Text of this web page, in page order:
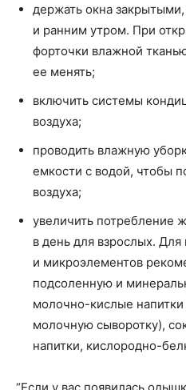
держать окна
и ранним утром. При
форточки влажной
ее менять;
включить системы
воздуха;
проводить влажную
емкости с водой, чтобы
воздуха;
увеличить потребление
в день для взрослых.
и микроэлементов
подсоленную и
молочно-кислые
молочную сыворотку),
напитки, кислородно-
“Если у вас появилась